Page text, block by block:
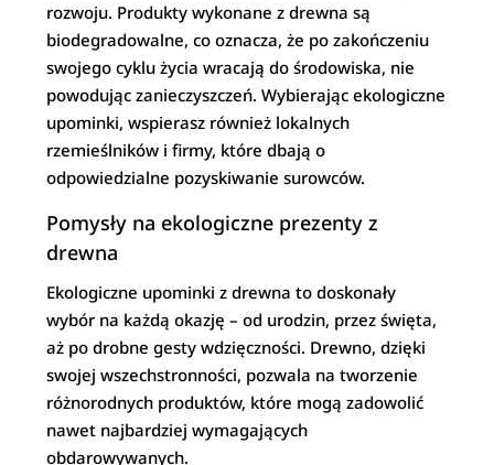
rozwoju. Produkty wykonane z drewna są
biodegradowalne, co oznacza, że po zakończeniu
swojego cyklu życia wracają do środowiska, nie
powodując zanieczyszczeń. Wybierając ekologiczne
upominki, wspierasz również lokalnych
rzemieślników i firmy, które dbają o
odpowiedzialne pozyskiwanie surowców.
Pomysły na ekologiczne prezenty z
drewna
Ekologiczne upominki z drewna to doskonały
wybór na każdą okazję – od urodzin, przez święta,
aż po drobne gesty wdzięczności. Drewno, dzięki
swojej wszechstronności, pozwala na tworzenie
różnorodnych produktów, które mogą zadowolić
nawet najbardziej wymagających
obdarowywanych.